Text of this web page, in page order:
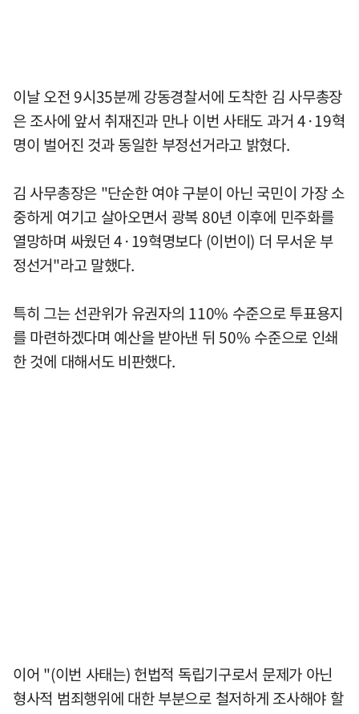
이날 오전 9시35분께 강동경찰서에 도착한 김 사무총장
은 조사에 앞서 취재진과 만나 이번 사태도 과거 4·19혁
명이 벌어진 것과 동일한 부정선거라고 밝혔다.
김 사무총장은 "단순한 여야 구분이 아닌 국민이 가장 소
중하게 여기고 살아오면서 광복 80년 이후에 민주화를
열망하며 싸웠던 4·19혁명보다 (이번이) 더 무서운 부
정선거"라고 말했다.
특히 그는 선관위가 유권자의 110% 수준으로 투표용지
를 마련하겠다며 예산을 받아낸 뒤 50% 수준으로 인쇄
한 것에 대해서도 비판했다.
이어 "(이번 사태는) 헌법적 독립기구로서 문제가 아닌
형사적 범죄행위에 대한 부분으로 철저하게 조사해야 할